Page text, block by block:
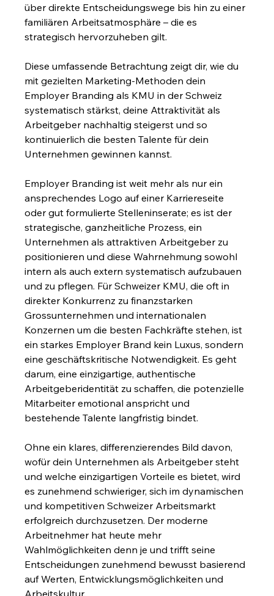
über direkte Entscheidungswege bis hin zu einer
familiären Arbeitsatmosphäre – die es
strategisch hervorzuheben gilt.
Diese umfassende Betrachtung zeigt dir, wie du
mit gezielten Marketing-Methoden dein
Employer Branding als KMU in der Schweiz
systematisch stärkst, deine Attraktivität als
Arbeitgeber nachhaltig steigerst und so
kontinuierlich die besten Talente für dein
Unternehmen gewinnen kannst.
Employer Branding ist weit mehr als nur ein
ansprechendes Logo auf einer Karriereseite
oder gut formulierte Stelleninserate; es ist der
strategische, ganzheitliche Prozess, ein
Unternehmen als attraktiven Arbeitgeber zu
positionieren und diese Wahrnehmung sowohl
intern als auch extern systematisch aufzubauen
und zu pflegen. Für Schweizer KMU, die oft in
direkter Konkurrenz zu finanzstarken
Grossunternehmen und internationalen
Konzernen um die besten Fachkräfte stehen, ist
ein starkes Employer Brand kein Luxus, sondern
eine geschäftskritische Notwendigkeit. Es geht
darum, eine einzigartige, authentische
Arbeitgeberidentität zu schaffen, die potenzielle
Mitarbeiter emotional anspricht und
bestehende Talente langfristig bindet.
Ohne ein klares, differenzierendes Bild davon,
wofür dein Unternehmen als Arbeitgeber steht
und welche einzigartigen Vorteile es bietet, wird
es zunehmend schwieriger, sich im dynamischen
und kompetitiven Schweizer Arbeitsmarkt
erfolgreich durchzusetzen. Der moderne
Arbeitnehmer hat heute mehr
Wahlmöglichkeiten denn je und trifft seine
Entscheidungen zunehmend bewusst basierend
auf Werten, Entwicklungsmöglichkeiten und
Arbeitskultur.